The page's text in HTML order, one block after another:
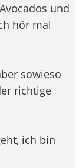
und
hör mal
sowieso
richtige
ich bin